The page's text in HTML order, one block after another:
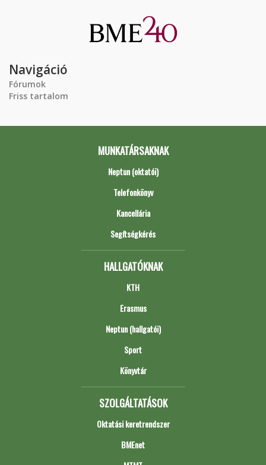
Navigáció
Fórumok
Friss tartalom
MUNKATÁRSAKNAK
Neptun (oktatói)
Telefonkönyv
Kancellária
Segítségkérés
HALLGATÓKNAK
KTH
Erasmus
Neptun (hallgatói)
Sport
Könyvtár
SZOLGÁLTATÁSOK
Oktatási keretrendszer
BMEnet